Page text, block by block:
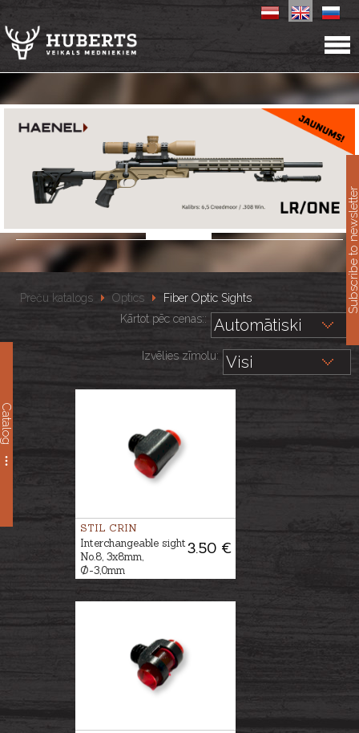
Catalog
Preču katalogs Optics
Fiber Optic Sights
Kārtot pēc cenas::
Izvēlies zīmolu:
STIL CRIN
3.50 €
Interchangeable sight
No.8, 3x8mm,
Ø-3,0mm
Subscribe